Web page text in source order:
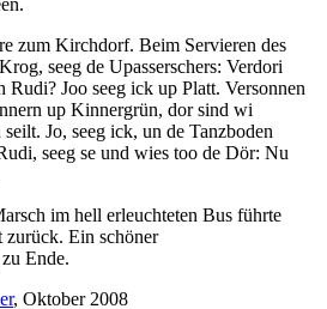
zum Kirchdorf. Beim Servieren des
seeg de Upasserschers: Verdori
Joo seeg ick up Platt. Versonnen
up Kinnergrün, dor sind wi
Jo, seeg ick, un de Tanzboden
seeg se und wies too de Dör: Nu
im hell erleuchteten Bus führte
Ein schöner
Ende.
, Oktober 2008